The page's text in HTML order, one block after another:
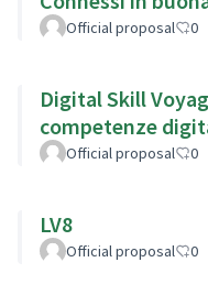
Official proposal 0
Digital Skill
competenze
Official proposal 0
LV8
Official proposal 0